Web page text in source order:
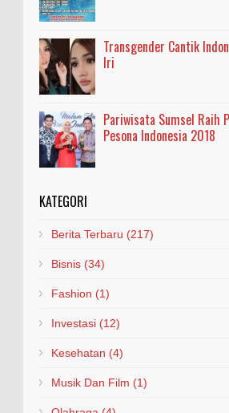
Transgender Cantik
Iri
Pariwisata Sumsel Raih
Pesona Indonesia 2018
KATEGORI
Berita Terbaru (217)
Bisnis (34)
Fashion (1)
Investasi (12)
Kesehatan (4)
Musik Dan Film (1)